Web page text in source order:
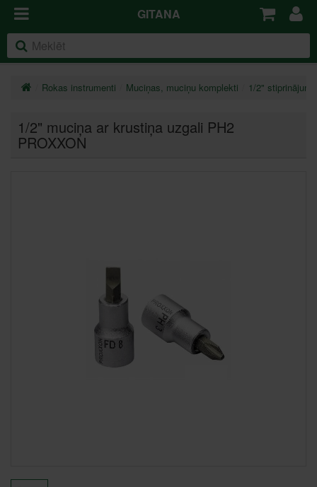
GITANA
Rokas instrumenti Muciņas, muciņu komplekti 1/2" stiprinājums
1/2" muciņa ar krustiņa uzgali PH2
PROXXON